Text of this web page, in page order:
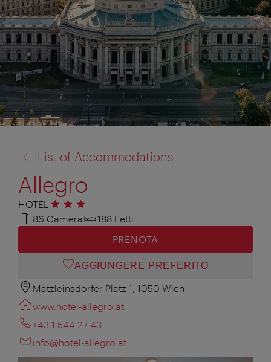
a:
List of Accommodations
Allegro
HOTEL 3 stelle
86 Camera
188 Letti
PRENOTA
AGGIUNGERE PREFERITO
Matzleinsdorfer Platz 1, 1050 Wien
www.hotel-allegro.at
+43 1 544 27 43
info@hotel-allegro.at